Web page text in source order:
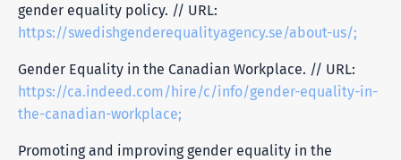
gender equality policy. // URL:
https://swedishgenderequalityagency.se/about-us/;
Gender Equality in the Canadian Workplace. // URL:
https://ca.indeed.com/hire/c/info/gender-equality-in-
the-canadian-workplace;
Promoting and improving gender equality in the